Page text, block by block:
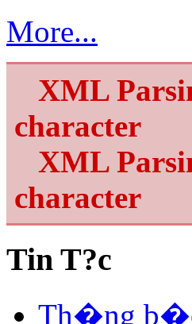
More...
XML
character
XML
character
Tin T?c
Th�ng